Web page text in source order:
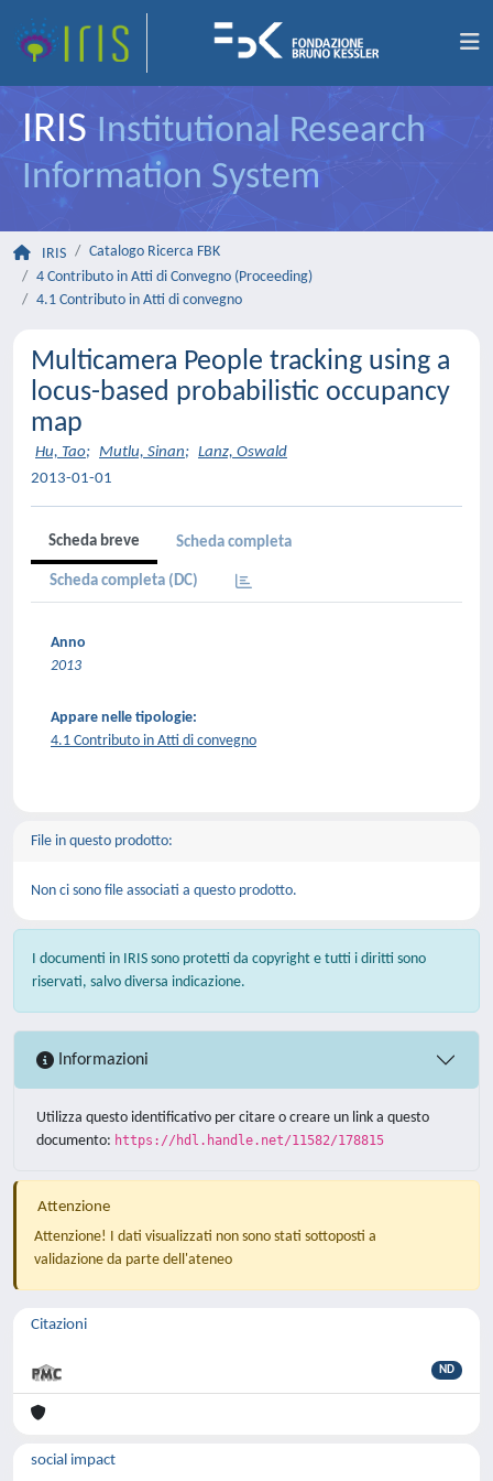
IRIS Institutional Research
Information System
IRIS
Catalogo Ricerca FBK
4 Contributo in Atti di Convegno (Proceeding)
4.1 Contributo in Atti di convegno
Multicamera People tracking using a
locus-based probabilistic occupancy
map
Hu, Tao; Mutlu, Sinan; Lanz, Oswald
2013-01-01
Scheda breve Scheda completa
Scheda completa (DC)
Anno
2013
Appare nelle tipologie:
4.1 Contributo in Atti di convegno
File in questo prodotto:
Non ci sono file associati a questo prodotto.
I documenti in IRIS sono protetti da copyright e tutti i diritti sono
riservati, salvo diversa indicazione.
Informazioni
Utilizza questo identificativo per citare o creare un link a questo
documento: https://hdl.handle.net/11582/178815
Attenzione
Attenzione! I dati visualizzati non sono stati sottoposti a
validazione da parte dell'ateneo
Citazioni
ND
social impact